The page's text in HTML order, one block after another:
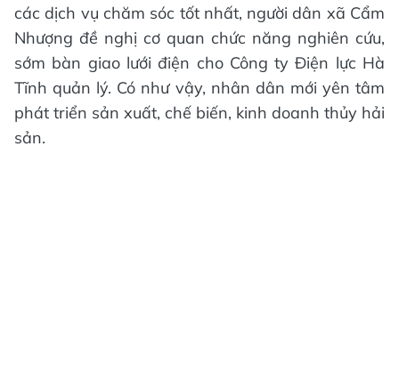
các dịch vụ chăm sóc tốt nhất, người dân xã Cẩm
Nhượng đề nghị cơ quan chức năng nghiên cứu,
sớm bàn giao lưới điện cho Công ty Điện lực Hà
Tĩnh quản lý. Có như vậy, nhân dân mới yên tâm
phát triển sản xuất, chế biến, kinh doanh thủy hải
sản.